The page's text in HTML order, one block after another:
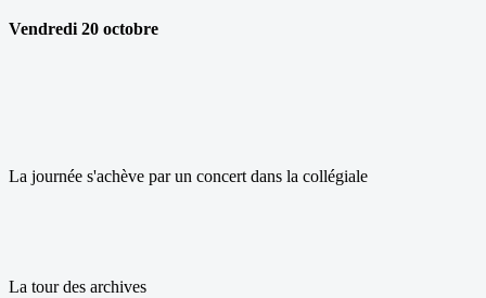
Vendredi 20 octobre
La journée s'achève par un concert dans la collégiale
La tour des archives